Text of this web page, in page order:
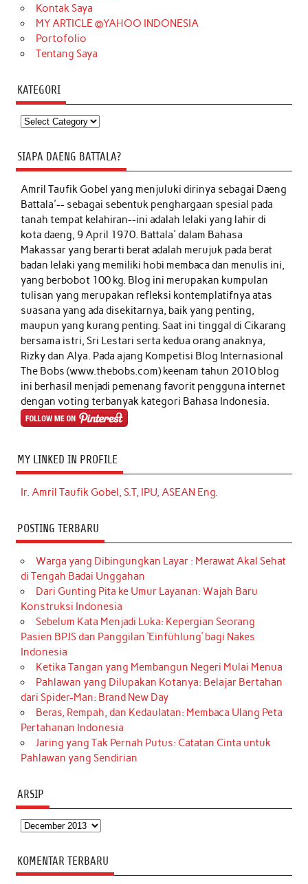
Kontak Saya
MY ARTICLE @YAHOO INDONESIA
Portofolio
Tentang Saya
KATEGORI
Kategori
SIAPA DAENG BATTALA?
Amril Taufik Gobelyang menjuluki dirinya sebagai Daeng
Battala'-- sebagai sebentuk penghargaan spesial pada
tanah tempat kelahiran--ini adalah lelaki yang lahir di
kota daeng, 9 April 1970. Battala' dalam Bahasa
Makassar yang berarti berat adalah merujuk pada berat
badan lelaki yang memiliki hobi membaca dan menulis ini,
yang berbobot 100 kg. Blog ini merupakan kumpulan
tulisan yang merupakan refleksi kontemplatifnya atas
suasana yang ada disekitarnya, baik yang penting,
maupun yang kurang penting. Saat ini tinggal di Cikarang
bersama istri, Sri Lestari serta kedua orang anaknya,
Rizky dan Alya. Pada ajang Kompetisi Blog Internasional
The Bobs (www.thebobs.com) keenam tahun 2010 blog
ini berhasil menjadi pemenang favorit pengguna internet
dengan voting terbanyak kategori Bahasa Indonesia.
MY LINKED IN PROFILE
Ir. Amril Taufik Gobel, S.T, IPU, ASEAN Eng.
POSTING TERBARU
Warga yang Dibingungkan Layar : Merawat Akal Sehat
di Tengah Badai Unggahan
Dari Gunting Pita ke Umur Layanan: Wajah Baru
Konstruksi Indonesia
Sebelum Kata Menjadi Luka: Kepergian Seorang
Pasien BPJS dan Panggilan ‘Einfühlung’ bagi Nakes
Indonesia
Ketika Tangan yang Membangun Negeri Mulai Menua
Pahlawan yang Dilupakan Kotanya: Belajar Bertahan
dari Spider-Man: Brand New Day
Beras, Rempah, dan Kedaulatan: Membaca Ulang Peta
Pertahanan Indonesia
Jaring yang Tak Pernah Putus: Catatan Cinta untuk
Pahlawan yang Sendirian
ARSIP
Arsip
KOMENTAR TERBARU